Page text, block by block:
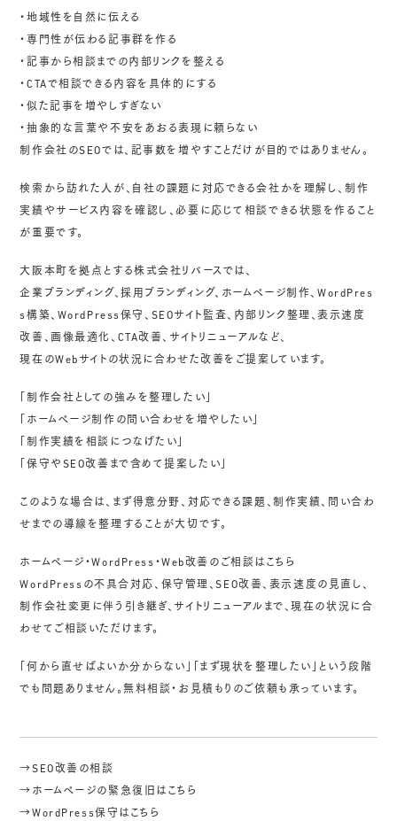
・地域性を自然に伝える
・専門性が伝わる記事群を作る
・記事から相談までの内部リンクを整える
・CTAで相談できる内容を具体的にする
・似た記事を増やしすぎない
・抽象的な言葉や不安をあおる表現に頼らない
制作会社のSEOでは、記事数を増やすことだけが目的ではありません。
検索から訪れた人が、自社の課題に対応できる会社かを理解し、制作
実績やサービス内容を確認し、必要に応じて相談できる状態を作ること
が重要です。
大阪本町を拠点とする株式会社リバースでは、
企業ブランディング、採用ブランディング、ホームページ制作、WordPres
s構築、WordPress保守、SEOサイト監査、内部リンク整理、表示速度
改善、画像最適化、CTA改善、サイトリニューアルなど、
現在のWebサイトの状況に合わせた改善をご提案しています。
「制作会社としての強みを整理したい」
「ホームページ制作の問い合わせを増やしたい」
「制作実績を相談につなげたい」
「保守やSEO改善まで含めて提案したい」
このような場合は、まず得意分野、対応できる課題、制作実績、問い合わ
せまでの導線を整理することが大切です。
ホームページ・WordPress・Web改善のご相談はこちら
WordPressの不具合対応、保守管理、SEO改善、表示速度の見直し、
制作会社変更に伴う引き継ぎ、サイトリニューアルまで、現在の状況に合
わせてご相談いただけます。
「何から直せばよいか分からない」「まず現状を整理したい」という段階
でも問題ありません。無料相談・お見積もりのご依頼も承っています。
→SEO改善の相談
→ホームページの緊急復旧はこちら
→WordPress保守はこちら